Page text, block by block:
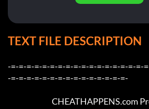
TEXT FILE DESCRIPTION
-=-=-=-=-=-=-=-=-=-=-=-=-=-=-=-=-=-
-=-=-=-=-=-=-=-=-=-=-=-=-=-=-=-